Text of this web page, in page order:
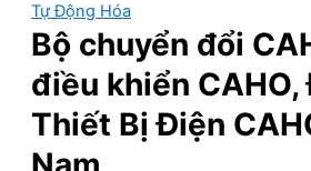
Tự Động Hóa
Bộ chuyển đổi
điều khiển CAHO,
Thiết Bị Điện